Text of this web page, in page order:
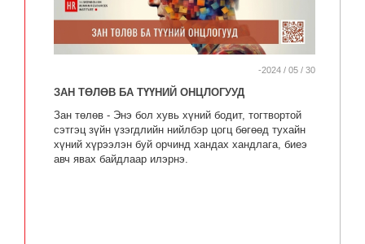
-2024 / 05 / 30
ЗАН ТӨЛӨВ БА ТҮҮНИЙ ОНЦЛОГУУД
Зан төлөв - Энэ бол хувь хүний бодит, тогтвортой
сэтгэц зүйн үзэгдлийн нийлбэр цогц бөгөөд тухайн
хүний хүрээлэн буй орчинд хандах хандлага, биеэ
авч явах байдлаар илэрнэ.